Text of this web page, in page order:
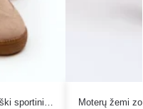
sportiniai
Moterų žemi